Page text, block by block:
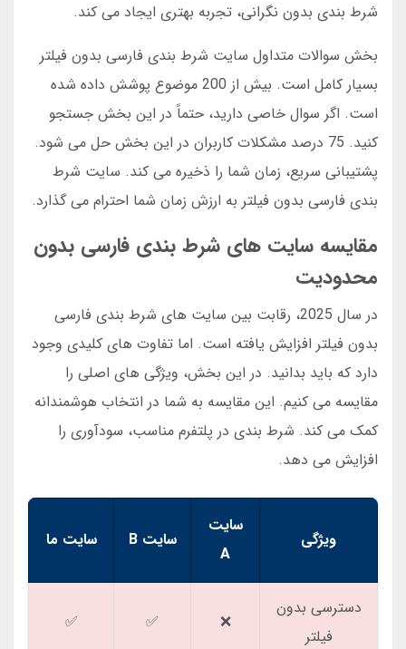
شرط بندی بدون نگرانی، تجربه بهتری ایجاد می کند.
بخش سوالات متداول سایت شرط بندی فارسی بدون فیلتر
بسیار کامل است. بیش از 200 موضوع پوشش داده شده
است. اگر سوال خاصی دارید، حتماً در این بخش جستجو
کنید. 75 درصد مشکلات کاربران در این بخش حل می شود.
پشتیبانی سریع، زمان شما را ذخیره می کند. سایت شرط
بندی فارسی بدون فیلتر به ارزش زمان شما احترام می گذارد.
مقایسه سایت های شرط بندی فارسی بدون
محدودیت
در سال 2025، رقابت بین سایت های شرط بندی فارسی
بدون فیلتر افزایش یافته است. اما تفاوت های کلیدی وجود
دارد که باید بدانید. در این بخش، ویژگی های اصلی را
مقایسه می کنیم. این مقایسه به شما در انتخاب هوشمندانه
کمک می کند. شرط بندی در پلتفرم مناسب، سودآوری را
افزایش می دهد.
ویژگی
سایت
A
سایت B سایت ما
دسترسی بدون
فیلتر
❌
✅
✅